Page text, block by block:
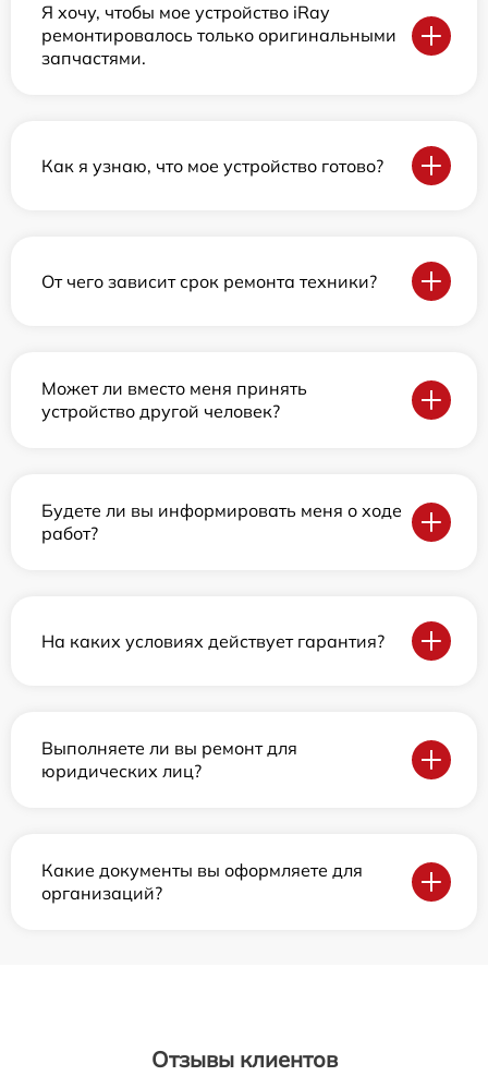
Я хочу, чтобы мое устройство iRay
ремонтировалось только оригинальными
запчастями.
Как я узнаю, что мое устройство готово?
От чего зависит срок ремонта техники?
Может ли вместо меня принять
устройство другой человек?
Будете ли вы информировать меня о ходе
работ?
На каких условиях действует гарантия?
Выполняете ли вы ремонт для
юридических лиц?
Какие документы вы оформляете для
организаций?
Отзывы клиентов